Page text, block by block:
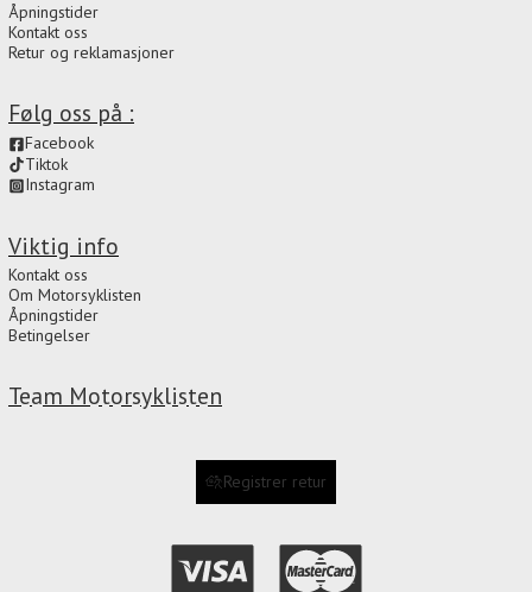
Team Motorsyklisten
Viktig info
Kontakt oss
Om Motorsyklisten
Åpningstider
Betingelser
Følg oss på :
Facebook
Tiktok
Instagram
Åpningstider
Kontakt oss
Retur og reklamasjoner
Registrer retur